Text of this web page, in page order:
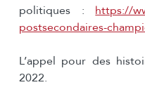
politiques : https://
postsecondaires-
L’appel pour des
2022.